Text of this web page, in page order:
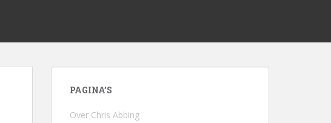
PAGINA’S
Over Chris Abbing